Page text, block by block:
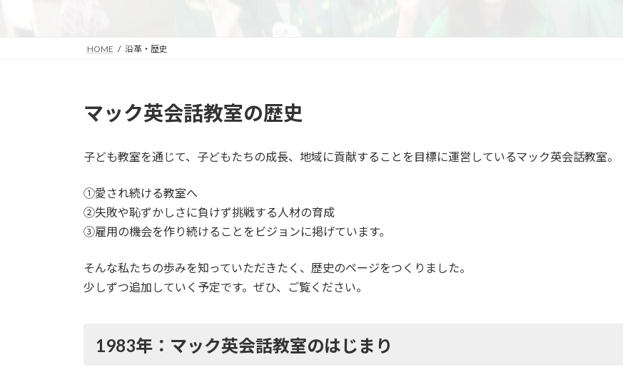
HOME 沿革・歴史
マック英会話教室の歴史
子ども教室を通じて、子どもたちの成長、地域に貢献することを目標に運営しているマック英会話教室。
①愛され続ける教室へ
②失敗や恥ずかしさに負けず挑戦する人材の育成
③雇用の機会を作り続けることをビジョンに掲げています。
そんな私たちの歩みを知っていただきたく、歴史のページをつくりました。
少しずつ追加していく予定です。ぜひ、ご覧ください。
1983年：マック英会話教室のはじまり